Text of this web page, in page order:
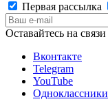
Первая рассылка
Оставайтесь на связи
Вконтакте
Telegram
YouTube
Одноклассники